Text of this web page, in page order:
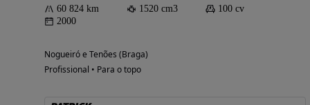
60 824 km 1520 cm3
100 cv
2000
Nogueiró e Tenões (Braga)
Profissional • Para o topo